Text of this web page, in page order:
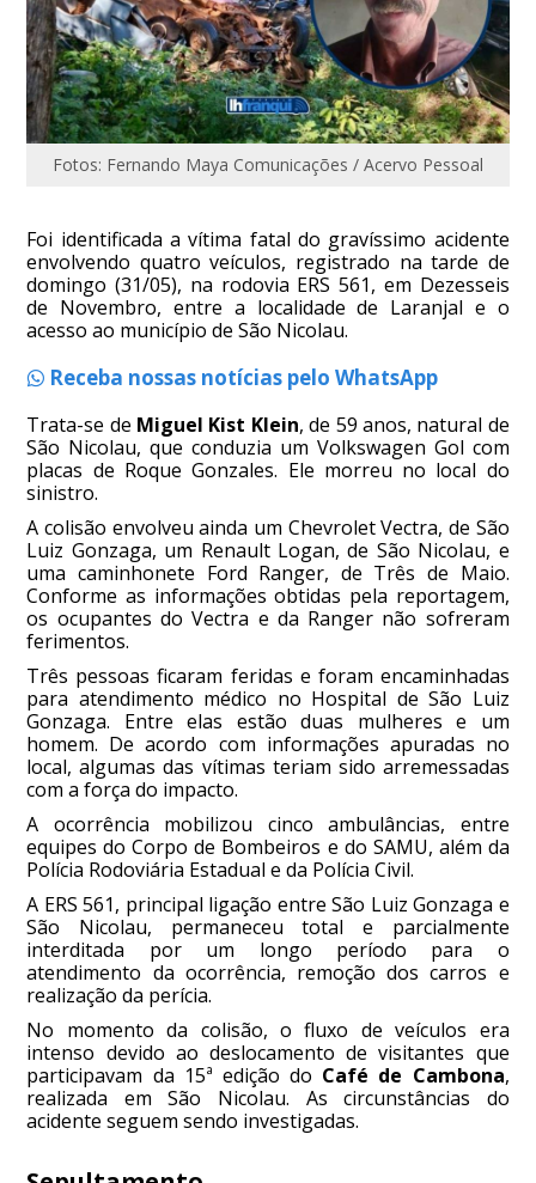
Fotos: Fernando Maya Comunicações / Acervo Pessoal
Foi identificada a vítima fatal do gravíssimo acidente
envolvendo quatro veículos, registrado na tarde de
domingo (31/05), na rodovia ERS 561, em Dezesseis
de Novembro, entre a localidade de Laranjal e o
acesso ao município de São Nicolau.
Receba nossas notícias pelo WhatsApp
Trata-se de Miguel Kist Klein, de 59 anos, natural de
São Nicolau, que conduzia um Volkswagen Gol com
placas de Roque Gonzales. Ele morreu no local do
sinistro.
A colisão envolveu ainda um Chevrolet Vectra, de São
Luiz Gonzaga, um Renault Logan, de São Nicolau, e
uma caminhonete Ford Ranger, de Três de Maio.
Conforme as informações obtidas pela reportagem,
os ocupantes do Vectra e da Ranger não sofreram
ferimentos.
Três pessoas ficaram feridas e foram encaminhadas
para atendimento médico no Hospital de São Luiz
Gonzaga. Entre elas estão duas mulheres e um
homem. De acordo com informações apuradas no
local, algumas das vítimas teriam sido arremessadas
com a força do impacto.
A ocorrência mobilizou cinco ambulâncias, entre
equipes do Corpo de Bombeiros e do SAMU, além da
Polícia Rodoviária Estadual e da Polícia Civil.
A ERS 561, principal ligação entre São Luiz Gonzaga e
São Nicolau, permaneceu total e parcialmente
interditada por um longo período para o
atendimento da ocorrência, remoção dos carros e
realização da perícia.
No momento da colisão, o fluxo de veículos era
intenso devido ao deslocamento de visitantes que
participavam da 15ª edição do Café de Cambona,
realizada em São Nicolau. As circunstâncias do
acidente seguem sendo investigadas.